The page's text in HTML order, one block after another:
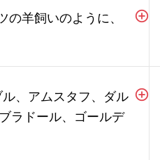
の羊飼いのように、
、アムスタフ、ダル
ラドール、ゴールデ